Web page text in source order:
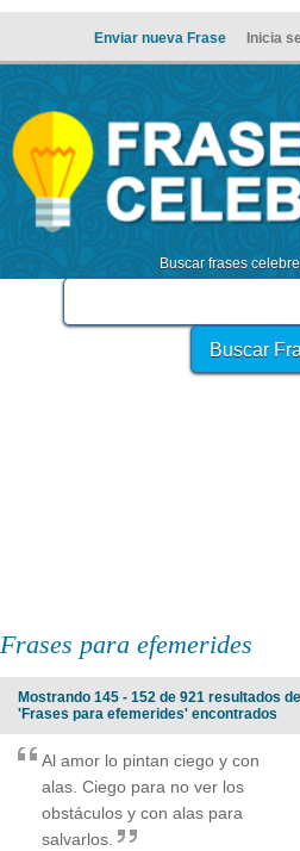
Enviar nueva Frase Inicia
Buscar frases
Frases para efemerides
Mostrando 145 - 152 de 921 resultados
'Frases para efemerides' encontrados
Al amor lo pintan ciego y con
alas. Ciego para no ver los
obstáculos y con alas para
salvarlos.